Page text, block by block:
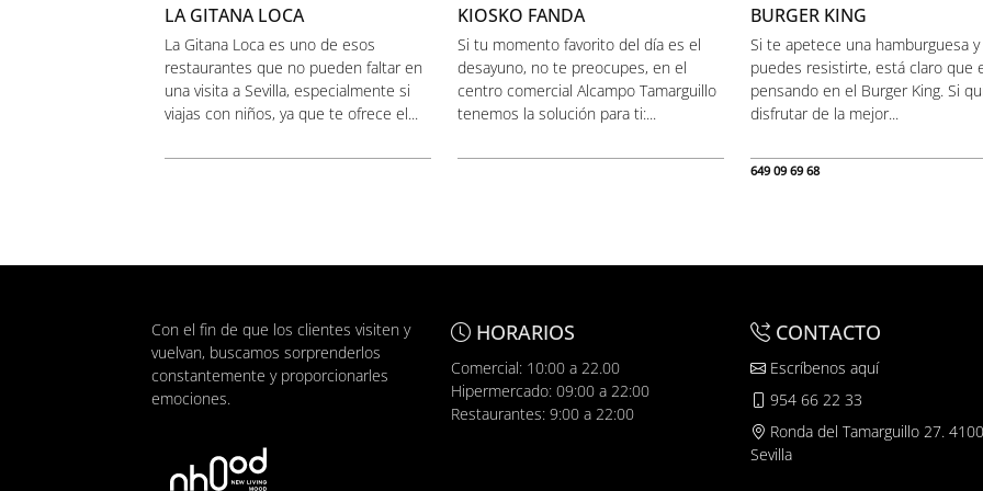
LA GITANA LOCA
La Gitana Loca es uno de esos
restaurantes que no pueden faltar en
una visita a Sevilla, especialmente si
viajas con niños, ya que te ofrece el...
KIOSKO FANDA
Si tu momento favorito del día es el
desayuno, no te preocupes, en el
centro comercial Alcampo Tamarguillo
tenemos la solución para ti:...
BURGER KING
Si te apetece una hamburguesa
puedes resistirte, está claro que
pensando en el Burger King. Si
disfrutar de la mejor...
649 09 69 68
Con el fin de que los clientes visiten y
vuelvan, buscamos sorprenderlos
constantemente y proporcionarles
emociones.
HORARIOS
Comercial: 10:00 a 22.00
Hipermercado: 09:00 a 22:00
Restaurantes: 9:00 a 22:00
CONTACTO
Escríbenos aquí
954 66 22 33
Ronda del Tamarguillo 27.
Sevilla